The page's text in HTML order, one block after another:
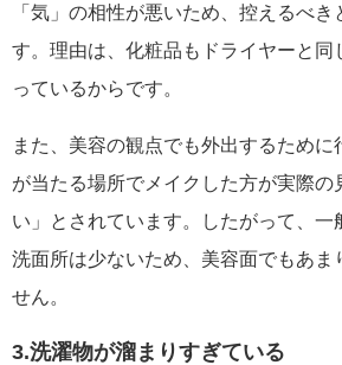
「気」の相性が悪いため、控えるべき
す。理由は、化粧品もドライヤーと同
っているからです。
また、美容の観点でも外出するため
が当たる場所でメイクした方が実際の
い」とされています。したがって、一
洗面所は少ないため、美容面でもあま
せん。
3.洗濯物が溜まりすぎている